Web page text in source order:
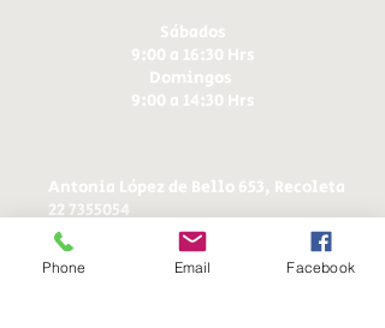
Sábados
9:00 a 16:30 Hrs
Domingos
9:00 a 14:30 Hrs
Antonia López de Bello 653, Recoleta
22 7355054
22 7375725
+56 9 75224598
ducereposteria@gmail.com
Phone Email Facebook